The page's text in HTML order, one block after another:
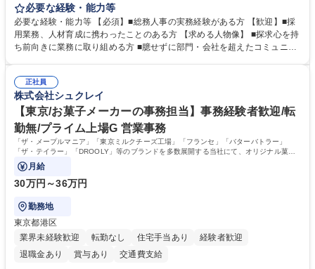
定、さらに社内の重要会議の運営等、経営の根幹となる幅広い総務人事業
務全般を担当していただきます。 【主な業務内容】 ■採用関係業務および
人材育成(社員研修)業務の推進 ■中期経営計画および予算等の管理 ■設備
投資計画等の策定 ■社内の重要会議の運営 ■その他総務人事業務全般 【入
務人事】経験者歓迎！/阪急阪神HDグループ/年休124日
必要な経験・能力等
必要な経験・能力等 【必須】■総務人事の実務経験がある方 【歓迎】■採
用業務、人材育成に携わったことのある方 【求める人物像】 ■探求心を持
ち前向きに業務に取り組める方 ■臆せずに部門・会社を超えたコミュニケ
囲のメンバーと協調しつつ主体性を持って能動的に業務を推進できる方 学
歴・資格 学歴：大学院 大学 高専 短大 専修学校 高校 語学力： 資格：
正社員
株式会社シュクレイ
【東京/お菓子メーカーの事務担当】事務経験者歓迎/転
勤無/プライム上場G 営業事務
「ザ・メープルマニア」「東京ミルクチーズ工場」「フランセ」「バターバトラー」
「ザ・テイラー」「DROOLY」等のブランドを多数展開する当社にて、オリジナル菓子
ブランド商品の事務業務をお任せいたします。
月給
30万円～36万円
勤務地
東京都港区
業界未経験歓迎
転勤なし 住宅手当あり
経験者歓迎
退職金あり
賞与あり 交通費支給